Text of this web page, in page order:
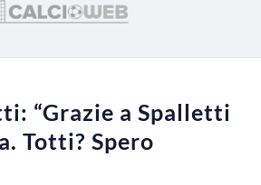
“Grazie a Spalletti
Totti? Spero